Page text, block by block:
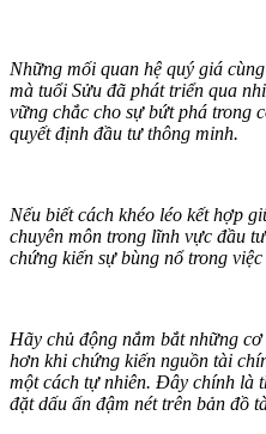
Những mối quan hệ quý giá
mà tuổi Sửu đã phát triển qua
vững chắc cho sự bứt phá trong
quyết định đầu tư thông minh.
Nếu biết cách khéo léo kết hợp
chuyên môn trong lĩnh vực đầu
chứng kiến sự bùng nổ trong
Hãy chủ động nắm bắt những
hơn khi chứng kiến nguồn tài
một cách tự nhiên. Đây chính là
đặt dấu ấn đậm nét trên bản đồ